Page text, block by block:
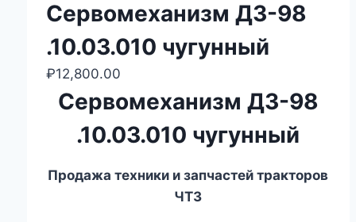
Сервомеханизм ДЗ-98
.10.03.010 чугунный
₽12,800.00
Сервомеханизм ДЗ-98
.10.03.010 чугунный
Продажа техники и запчастей тракторов
ЧТЗ